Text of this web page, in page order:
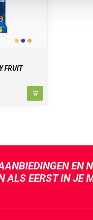
FRUIT
EN
ALS EERST IN JE